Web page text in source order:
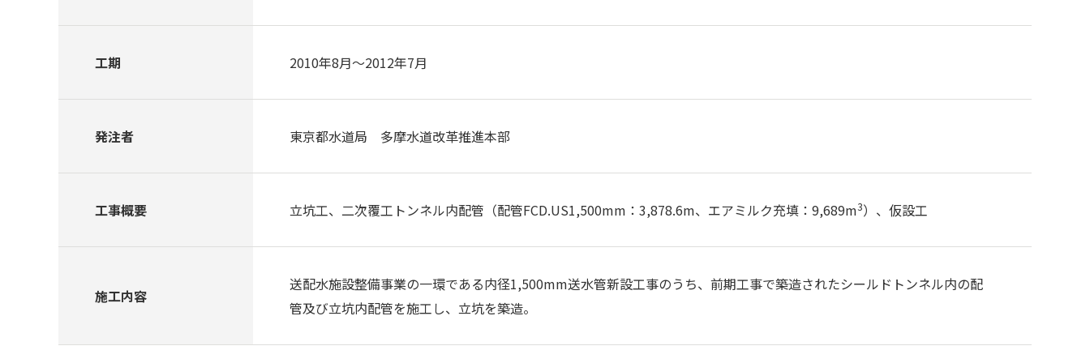
工期 2010年8月～2012年7月
発注者 東京都水道局 多摩水道改革推進本部
工事概要 立坑工、二次覆工トンネル内配管（配管FCD.US1,500mm：3,878.6m、エアミルク充填：9,689m3）、仮設工
施工内容
送配水施設整備事業の一環である内径1,500mm送水管新設工事のうち、前期工事で築造されたシールドトンネル内の配
管及び立坑内配管を施工し、立坑を築造。